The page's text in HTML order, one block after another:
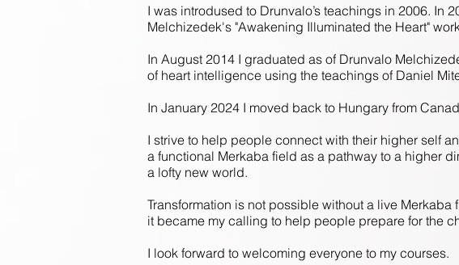
I was introdused to Drunvalo’s teachings in 2006.
Melchizedek's "Awakening Illuminated the Heart"
In August 2014 I graduated as of Drunvalo
of heart intelligence using the teachings of Daniel
In January 2024 I moved back to Hungary from
I strive to help people connect with their higher self
a functional Merkaba field as a pathway to a higher
a lofty new world.
Transformation is not possible without a live Merkaba
it became my calling to help people prepare for the
I look forward to welcoming everyone to my courses.